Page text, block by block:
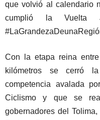
que volvió al calendario
cumplió la Vuelta
Con la etapa reina
kilómetros se cerró
competencia avalada
Ciclismo y que se
gobernadores del